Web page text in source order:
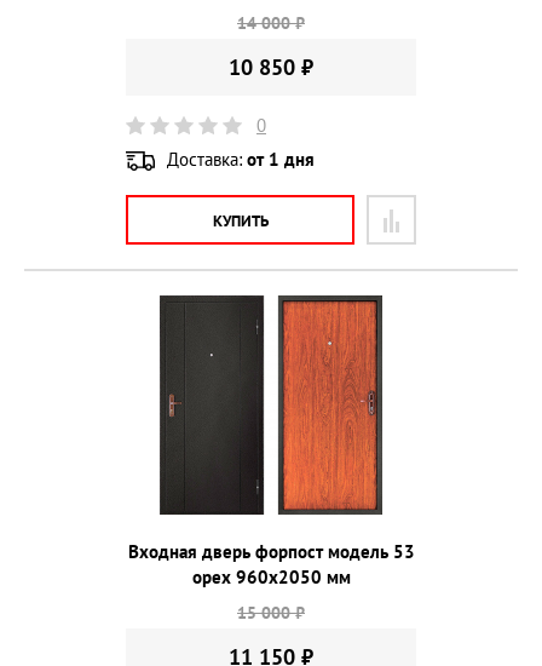
14 000 ₽
10 850 ₽
0
Доставка: от 1 дня
КУПИТЬ
Входная дверь форпост модель 53
орех 960х2050 мм
15 000 ₽
11 150 ₽